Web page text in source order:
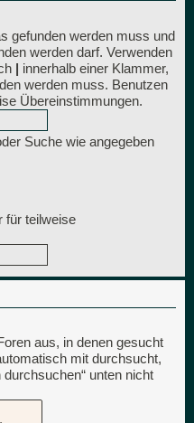
gefunden werden muss und
werden darf. Verwenden
| innerhalb einer Klammer,
werden muss. Benutzen
Übereinstimmungen.
Suche wie angegeben
für teilweise
aus, in denen gesucht
mit durchsucht,
unten nicht